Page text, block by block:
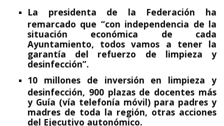
La presidenta de la Federación ha
remarcado que “con independencia de la
situación económica de cada
Ayuntamiento, todos vamos a tener la
garantía del refuerzo de limpieza y
desinfección”.
10 millones de inversión en limpieza y
desinfección, 900 plazas de docentes más
y Guía (vía telefonía móvil) para padres y
madres de toda la región, otras acciones
del Ejecutivo autonómico.